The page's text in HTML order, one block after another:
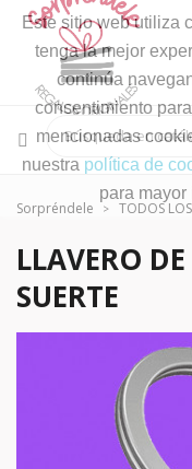
Este sitio web utiliza
tenga la mejor
continúa
consentimiento
mencionadas
nuestra política de
para mayor
Sorpréndele TODOS
LLAVERO
SUERTE